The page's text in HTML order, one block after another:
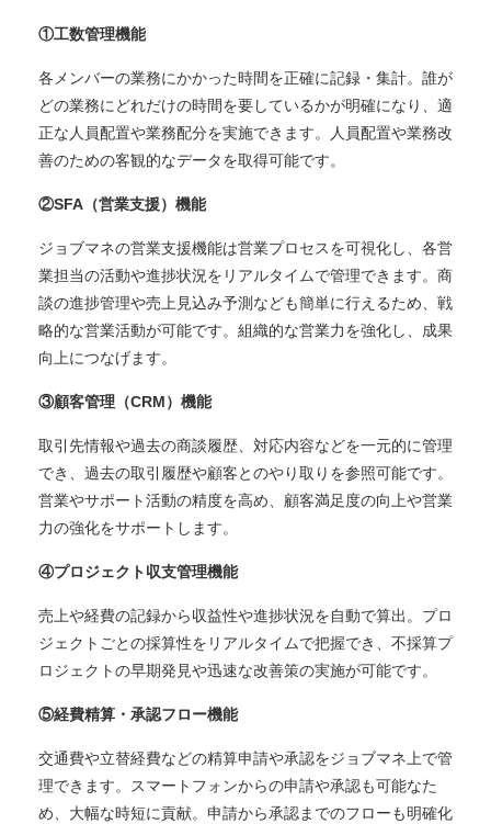
①工数管理機能
各メンバーの業務にかかった時間を正確に記録・集計。誰が
どの業務にどれだけの時間を要しているかが明確になり、適
正な人員配置や業務配分を実施できます。人員配置や業務改
善のための客観的なデータを取得可能です。
②SFA（営業支援）機能
ジョブマネの営業支援機能は営業プロセスを可視化し、各営
業担当の活動や進捗状況をリアルタイムで管理できます。商
談の進捗管理や売上見込み予測なども簡単に行えるため、戦
略的な営業活動が可能です。組織的な営業力を強化し、成果
向上につなげます。
③顧客管理（CRM）機能
取引先情報や過去の商談履歴、対応内容などを一元的に管理
でき、過去の取引履歴や顧客とのやり取りを参照可能です。
営業やサポート活動の精度を高め、顧客満足度の向上や営業
力の強化をサポートします。
④プロジェクト収支管理機能
売上や経費の記録から収益性や進捗状況を自動で算出。プロ
ジェクトごとの採算性をリアルタイムで把握でき、不採算プ
ロジェクトの早期発見や迅速な改善策の実施が可能です。
⑤経費精算・承認フロー機能
交通費や立替経費などの精算申請や承認をジョブマネ上で管
理できます。スマートフォンからの申請や承認も可能なた
め、大幅な時短に貢献。申請から承認までのフローも明確化